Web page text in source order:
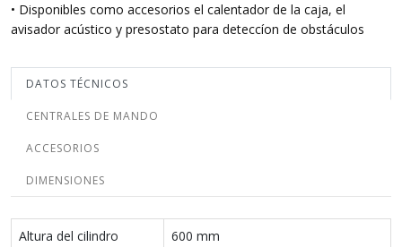
• Disponibles como accesorios el calentador de la caja, el
avisador acústico y presostato para deteccíon de obstáculos
DATOS TÉCNICOS
CENTRALES DE MANDO
ACCESORIOS
DIMENSIONES
Altura del cilindro 600 mm